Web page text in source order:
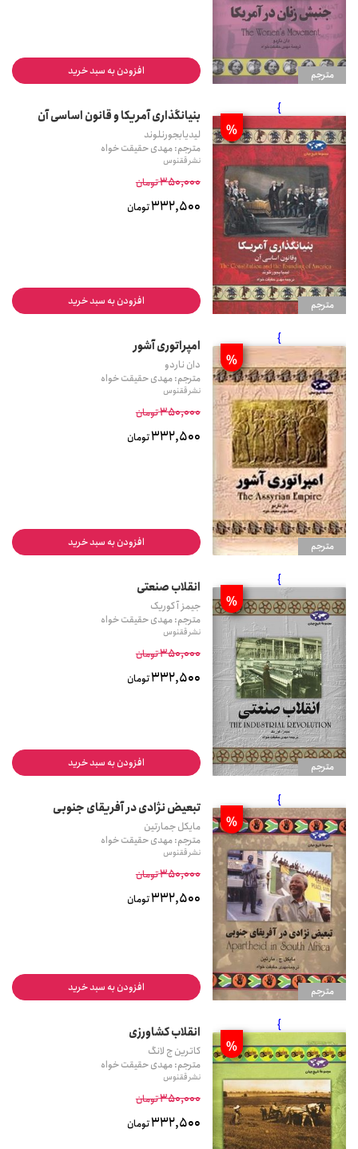
مترجم افزودن به سبد خرید
مترجم
}
%
بنیانگذاری آمریکا و ق‍ان‍ون‌ اس‍اس‍ی‌ آن‌
لیدیابجورنلوند
مترجم: مهدی حقیقت خواه
نشر ققنوس
350,000تومان
332,500تومان
افزودن به سبد خرید
مترجم
}
%
امپراتوری آشور
دان ناردو
مترجم: مهدی حقیقت خواه
نشر ققنوس
350,000تومان
332,500تومان
افزودن به سبد خرید
مترجم
}
%
انقلاب صنعتی
جیمز آ کوریک
مترجم: مهدی حقیقت خواه
نشر ققنوس
350,000تومان
332,500تومان
افزودن به سبد خرید
مترجم
}
%
تبعیض نژادی در آفریقای جنوبی
مایکل جمارتین
مترجم: مهدی حقیقت خواه
نشر ققنوس
350,000تومان
332,500تومان
افزودن به سبد خرید
}
%
انقلاب کشاورزی
کاترین ج لانگ
مترجم: مهدی حقیقت خواه
نشر ققنوس
350,000تومان
332,500تومان